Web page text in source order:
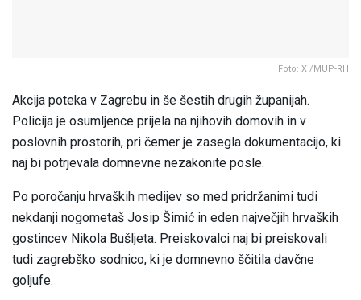
Foto: X /MUP-RH
Akcija poteka v Zagrebu in še šestih drugih županijah.
Policija je osumljence prijela na njihovih domovih in v
poslovnih prostorih, pri čemer je zasegla dokumentacijo, ki
naj bi potrjevala domnevne nezakonite posle.
Po poročanju hrvaških medijev so med pridržanimi tudi
nekdanji nogometaš Josip Šimić in eden največjih hrvaških
gostincev Nikola Bušljeta. Preiskovalci naj bi preiskovali
tudi zagrebško sodnico, ki je domnevno ščitila davčne
goljufe.